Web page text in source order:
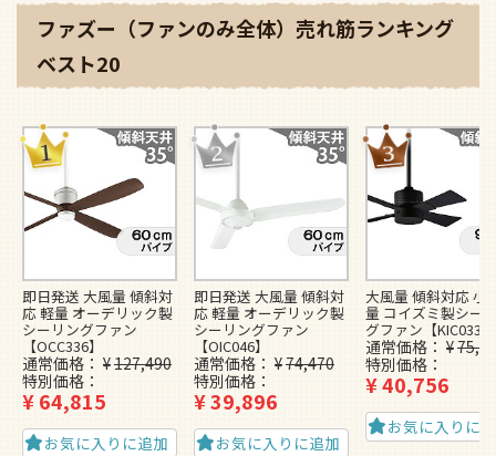
ファズー（ファンのみ全体）売れ筋ランキング
ベスト20
即日発送 大風量 傾斜対
応 軽量 オーデリック製
シーリングファン
【OCC336】
通常価格 ¥127,490
特別価格
¥64,815
お気に入りに追加
即日発送 大風量 傾斜対
応 軽量 オーデリック製
シーリングファン
【OIC046】
通常価格 ¥74,470
特別価格
¥39,896
お気に入りに追加
大風量 傾斜対応 小
量 コイズミ製シー
グファン【KIC033】
通常価格 ¥
特別価格
¥40,756
お気に入りに